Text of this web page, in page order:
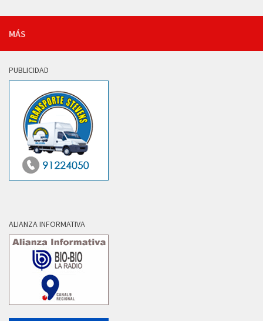
MÁS
PUBLICIDAD
ALIANZA INFORMATIVA